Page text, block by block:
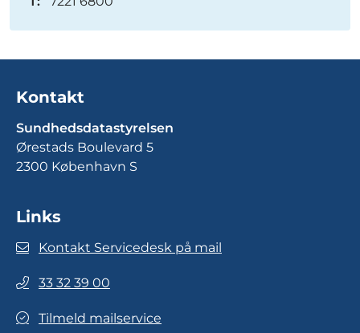
Kontakt
Sundhedsdatastyrelsen
Ørestads Boulevard 5
2300 København S
Links
Kontakt Servicedesk på mail
33 32 39 00
Tilmeld mailservice